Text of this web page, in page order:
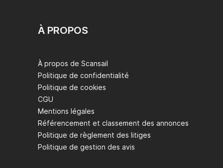
À PROPOS
À propos de Scansail
Politique de confidentialité
Politique de cookies
CGU
Mentions légales
Référencement et classement des annonces
Politique de règlement des litiges
Politique de gestion des avis